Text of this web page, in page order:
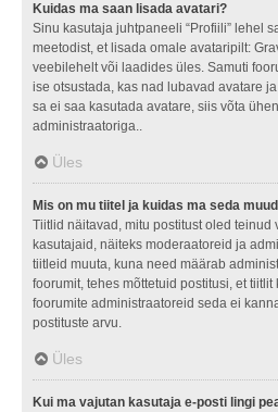
Kuidas ma saan lisada avatari?
Sinu kasutaja juhtpaneeli “Profiili” lehel
meetodist, et lisada omale avataripilt:
veebilehelt või laadides üles. Samuti
ise otsustada, kas nad lubavad avatare
sa ei saa kasutada avatare, siis võta
administraatoriga..
Üles
Mis on mu tiitel ja kuidas ma seda
Tiitlid näitavad, mitu postitust oled teinud
kasutajaid, näiteks moderaatoreid ja
tiitleid muuta, kuna need määrab
foorumit, tehes mõttetuid postitusi, et
foorumite administraatoreid seda ei
postituste arvu.
Üles
Kui ma vajutan kasutaja e-posti lingi